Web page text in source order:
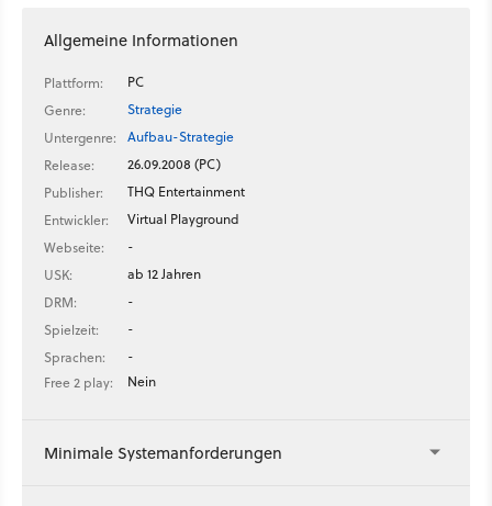
Allgemeine Informationen
Plattform:
PC
Genre:
Strategie
Untergenre:
Aufbau-Strategie
Release:
26.09.2008 (PC)
Publisher:
THQ Entertainment
Entwickler:
Virtual Playground
Webseite:
-
USK:
ab 12 Jahren
DRM:
-
Spielzeit:
-
Sprachen:
-
Free 2 play:
Nein
Minimale Systemanforderungen